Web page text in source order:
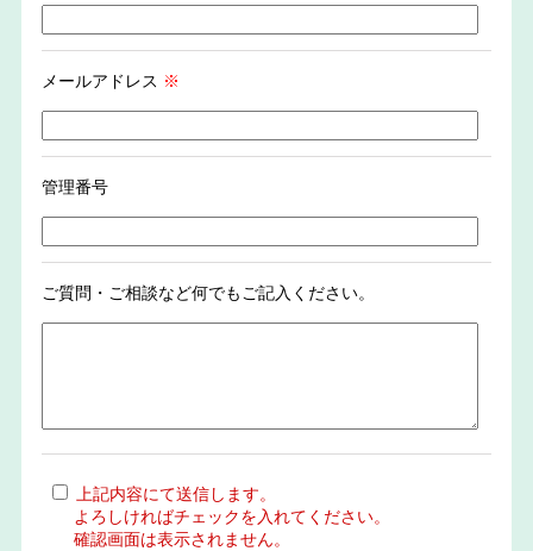
メールアドレス ※
管理番号
ご質問・ご相談など何でもご記入ください。
上記内容にて送信します。
よろしければチェックを入れてください。
確認画面は表示されません。